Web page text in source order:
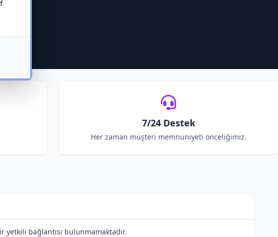
7/24 Destek
Her zaman müşteri memnuniyeti önceliğimiz.
bağlantısı bulunmamaktadır.